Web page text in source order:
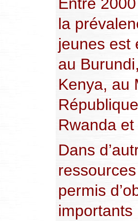
la
jeunes est
au
Kenya, au
Rwanda
Dans
permis
importants